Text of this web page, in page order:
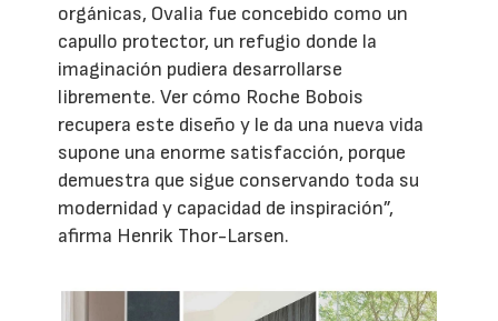
orgánicas, Ovalia fue concebido como un
capullo protector, un refugio donde la
imaginación pudiera desarrollarse
libremente. Ver cómo Roche Bobois
recupera este diseño y le da una nueva vida
supone una enorme satisfacción, porque
demuestra que sigue conservando toda su
modernidad y capacidad de inspiración”,
afirma Henrik Thor-Larsen.